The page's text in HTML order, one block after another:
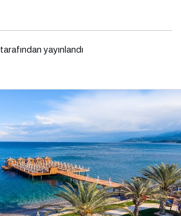
tarafından yayınlandı